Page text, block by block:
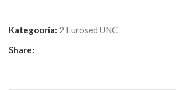
Kategooria: 2 Eurosed UNC
Share: